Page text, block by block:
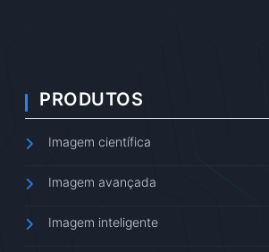
PRODUTOS
Imagem científica
Imagem avançada
Imagem inteligente